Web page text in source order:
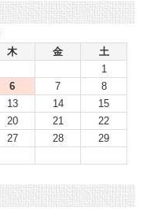
木 金
土
1
6 7
8
13 14
15
20 21
22
27 28
29